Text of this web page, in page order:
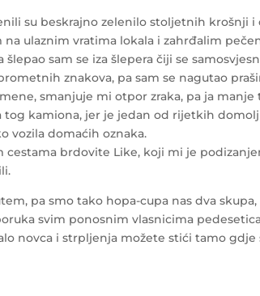
su beskrajno zelenilo stoljetnih krošnji i
ulaznim vratima lokala i zahrđalim
sam se iza šlepera čiji se
znakova, pa sam se nagutao
smanjuje mi otpor zraka, pa ja manje
kamiona, jer je jedan od rijetkih
vozila domaćih oznaka.
brdovite Like, koji mi je
pa smo tako hopa-cupa nas dva
svim ponosnim vlasnicima
novca i strpljenja možete stići tamo gdje